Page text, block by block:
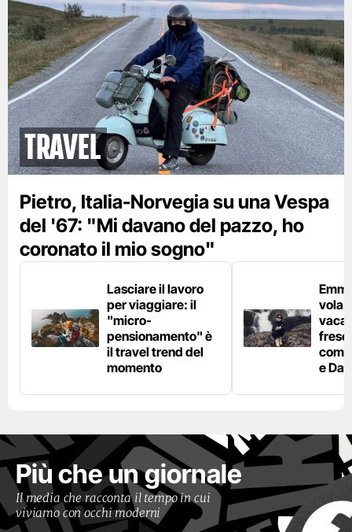
Travel
Pietro, Italia-Norvegia su una Vespa
del '67: "Mi davano del pazzo, ho
coronato il mio sogno"
Lasciare il lavoro
per viaggiare: il
"micro-
pensionamento" è
il travel trend del
momento
vola
e
Più che un giornale
Il media che racconta il tempo in cui
viviamo con occhi moderni